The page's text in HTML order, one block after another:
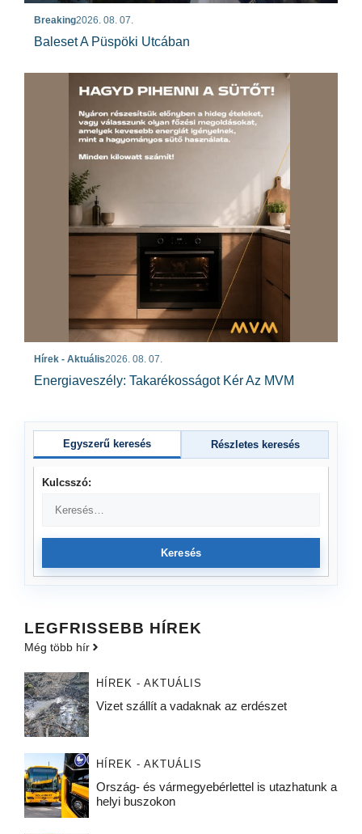
Breaking2026. 08. 07.
Baleset A Püspöki Utcában
Hírek - Aktuális2026. 08. 07.
Energiaveszély: Takarékosságot Kér Az MVM
Egyszerű keresés Részletes keresés
Kulcsszó:
Keresés
LEGFRISSEBB HÍREK
Még több hír
HÍREK - AKTUÁLIS
Vizet szállít a vadaknak az erdészet
HÍREK - AKTUÁLIS
Ország- és vármegyebérlettel is utazhatunk a
helyi buszokon